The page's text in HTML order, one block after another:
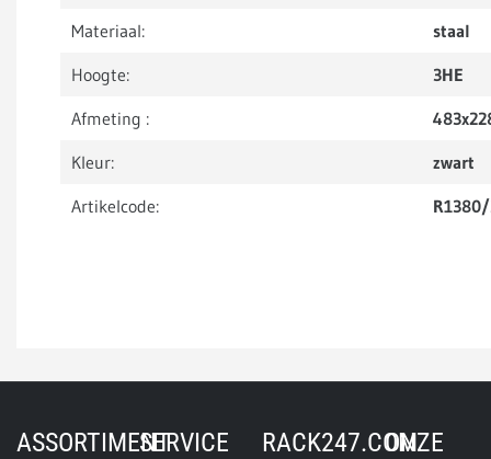
Materiaal:
staal
Hoogte:
3HE
Afmeting :
Kleur:
zwart
Artikelcode:
ASSORTIMENTSERVICE RACK247.COM
ONZE